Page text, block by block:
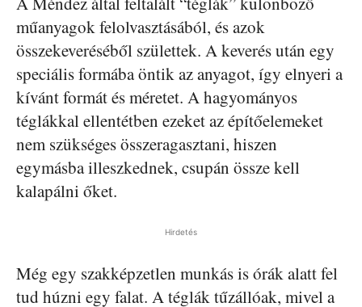
műanyagok felolvasztásából, és azok
összekeveréséből születtek. A keverés után egy
speciális formába öntik az anyagot, így elnyeri a
kívánt formát és méretet. A hagyományos
téglákkal ellentétben ezeket az építőelemeket
nem szükséges összeragasztani, hiszen
egymásba illeszkednek, csupán össze kell
kalapálni őket.
Hirdetés
Még egy szakképzetlen munkás is órák alatt fel
tud húzni egy falat. A téglák tűzállóak, mivel a